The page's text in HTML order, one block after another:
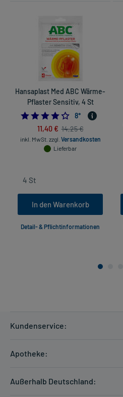
Hansaplast Med ABC Wärme-
Pflaster Sensitiv, 4 St
4.25
8*
11,40 € 14,25 €
inkl. MwSt. zzgl. Versandkosten
Lieferbar
In den Warenkorb
Detail- & Pflichtinformationen
Kundenservice:
Apotheke:
Außerhalb Deutschland: